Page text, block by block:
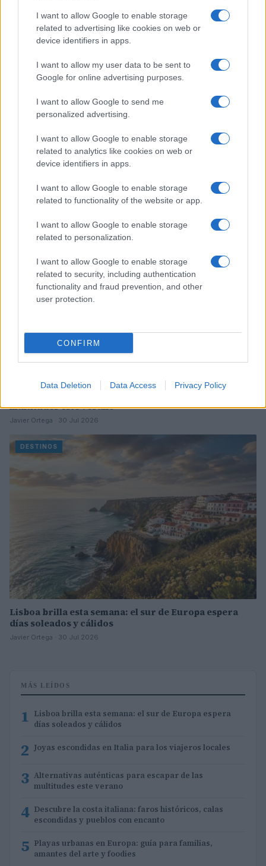
I want to allow Google to enable storage
related to advertising like cookies on web or
device identifiers in apps.
I want to allow my user data to be sent to
Google for online advertising purposes.
I want to allow Google to send me
personalized advertising.
I want to allow Google to enable storage
related to analytics like cookies on web or
device identifiers in apps.
I want to allow Google to enable storage
related to functionality of the website or app.
I want to allow Google to enable storage
related to personalization.
I want to allow Google to enable storage
related to security, including authentication
functionality and fraud prevention, and other
user protection.
CONFIRM
Data Deletion Data Access Privacy Policy
DESTINOS
amantes del arte y foodies
Lucía Marín · 1 Ago 2026
DESTINOS
multitudes este verano
Javier Ortega · 30 Jul 2026
DESTINOS
Lisboa brilla esta semana: el sur de Europa espera
días soleados y cálidos
Javier Ortega · 30 Jul 2026
MÁS LEÍDOS
1 Lisboa brilla esta semana: el sur de Europa espera
días soleados y cálidos
2 Joyas escondidas en Italia para los viajeros locales
3 Alternativas auténticas para escapar de las
multitudes este verano
4 Descubre la costa italiana: faros históricos, calas
escondidas y pueblos con encanto
5 Playas urbanas en Europa: guía para familias,
amantes del arte y foodies